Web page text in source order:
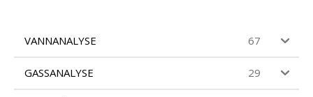
s
a
VANNANALYSE 67
GASSANALYSE 29